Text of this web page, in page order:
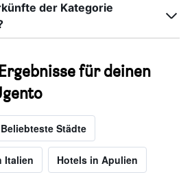
der Kategorie
für deinen
Beliebteste Städte
Italien Hotels in Apulien